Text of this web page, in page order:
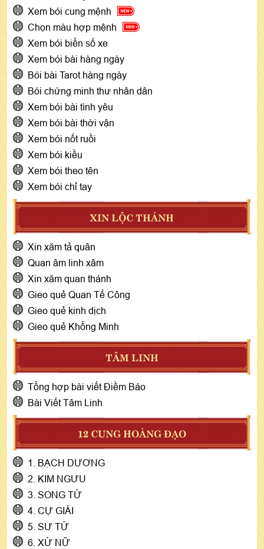
Xem bói cung mệnh
Chọn màu hợp mệnh
Xem bói biển số xe
Xem bói bài hàng ngày
Bói bài Tarot hàng ngày
Bói chứng minh thư nhân dân
Xem bói bài tình yêu
Xem bói bài thời vận
Xem bói nốt ruồi
Xem bói kiều
Xem bói theo tên
Xem bói chỉ tay
XIN LỘC THÁNH
Xin xăm tả quân
Quan âm linh xâm
Xin xăm quan thánh
Gieo quẻ Quan Tế Công
Gieo quẻ kinh dịch
Gieo quẻ Khổng Minh
TÂM LINH
Tổng hợp bài viết Điềm Báo
Bài Viết Tâm Linh
12 CUNG HOÀNG ĐẠO
1. BẠCH DƯƠNG
2. KIM NGƯU
3. SONG TỬ
4. CỰ GIẢI
5. SƯ TỬ
6. XỬ NỮ